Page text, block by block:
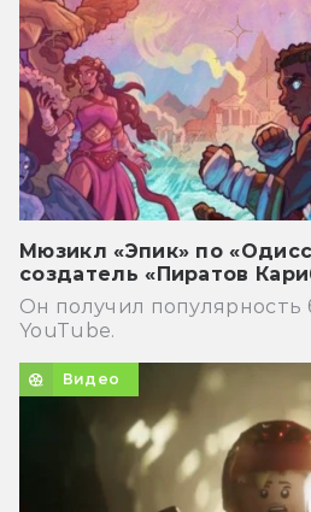
Мюзикл «Эпик» по
создатель «Пиратов
Он получил популярность
YouTube.
Видео